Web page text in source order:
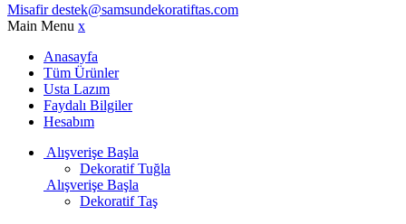
Misafirdestek@samsundekoratiftas.com
Main Menu x
Anasayfa
Tüm Ürünler
Usta Lazım
Faydalı Bilgiler
Hesabım
Alışverişe Başla
Dekoratif Tuğla
Alışverişe Başla
Dekoratif Taş